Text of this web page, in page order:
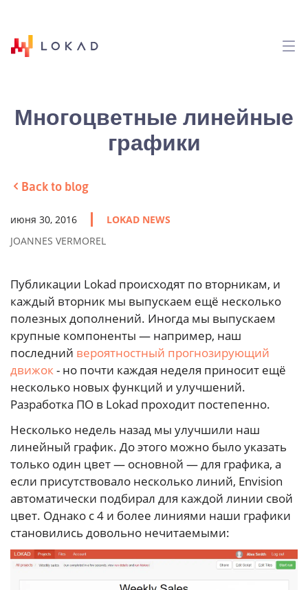
Многоцветные линейные
графики
Back to blog
июня 30, 2016
LOKAD NEWS
JOANNES VERMOREL
Публикации Lokad происходят по вторникам, и
каждый вторник мы выпускаем ещё несколько
полезных дополнений. Иногда мы выпускаем
крупные компоненты — например, наш
последний вероятностный прогнозирующий
движок- но почти каждая неделя приносит ещё
несколько новых функций и улучшений.
Разработка ПО в Lokad проходит постепенно.
Несколько недель назад мы улучшили наш
линейный график. До этого можно было указать
только один цвет — основной — для графика, а
если присутствовало несколько линий, Envision
автоматически подбирал для каждой линии свой
цвет. Однако с 4 и более линиями наши графики
становились довольно нечитаемыми: